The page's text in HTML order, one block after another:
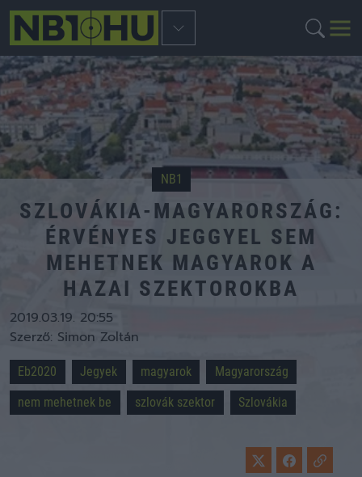
NB1
SZLOVÁKIA-MAGYARORSZÁG:
ÉRVÉNYES JEGGYEL SEM
MEHETNEK MAGYAROK A
HAZAI SZEKTOROKBA
2019.03.19. 20:55
Szerző: Simon Zoltán
Eb2020 Jegyek magyarok
Magyarország
nem mehetnek be
szlovák szektor Szlovákia